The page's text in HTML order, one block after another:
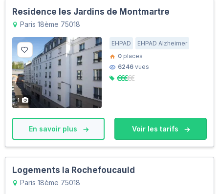
Residence les Jardins de Montmartre
Paris 18ème 75018
1
EHPAD
EHPAD Alzheimer
0 places
6246 vues
En savoir plus Voir les tarifs
Logements la Rochefoucauld
Paris 18ème 75018